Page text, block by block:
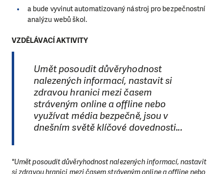
a bude vyvinut automatizovaný nástroj pro bezpečnostní
analýzu webů škol.
VZDĚLÁVACÍ AKTIVITY
Umět posoudit důvěryhodnost
nalezených informací, nastavit si
zdravou hranici mezi časem
stráveným online a offline nebo
využívat média bezpečně, jsou v
dnešním světě klíčové dovednosti...
"Umět posoudit důvěryhodnost nalezených informací, nastavit
si zdravou hranici mezi časem stráveným online a offline nebo